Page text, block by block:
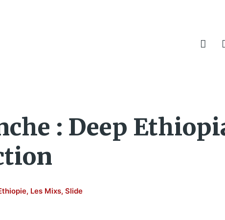
: Deep
, Les Mixs, Slide